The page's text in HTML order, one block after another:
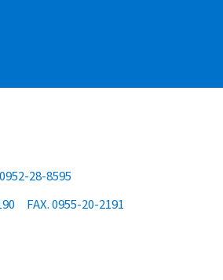
28-8595
FAX. 0955-20-2191